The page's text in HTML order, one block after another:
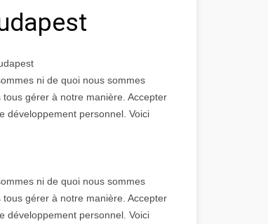
ni de quoi nous sommes
gérer à notre manière. Accepter
développement personnel. Voici
ni de quoi nous sommes
gérer à notre manière. Accepter
développement personnel. Voici